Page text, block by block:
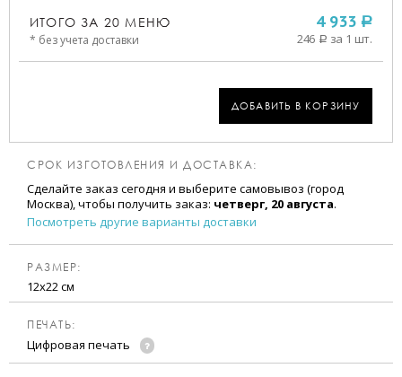
ИТОГО ЗА 20 МЕНЮ
* без учета доставки
4 933 a
246 a за 1 шт.
ДОБАВИТЬ В КОРЗИНУ
СРОК ИЗГОТОВЛЕНИЯ И ДОСТАВКА:
Сделайте заказ сегодня и выберите самовывоз (город
Москва), чтобы получить заказ: четверг, 20 августа.
Посмотреть другие варианты доставки
РАЗМЕР:
12х22 см
ПЕЧАТЬ:
Цифровая печать